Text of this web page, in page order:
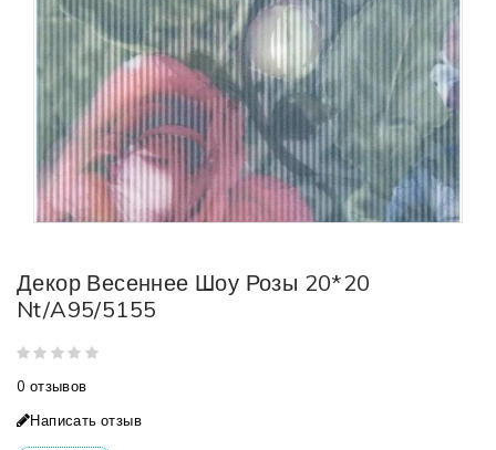
Декор Весеннее Шоу Розы 20*20
Nt/A95/5155
0 отзывов
Написать отзыв